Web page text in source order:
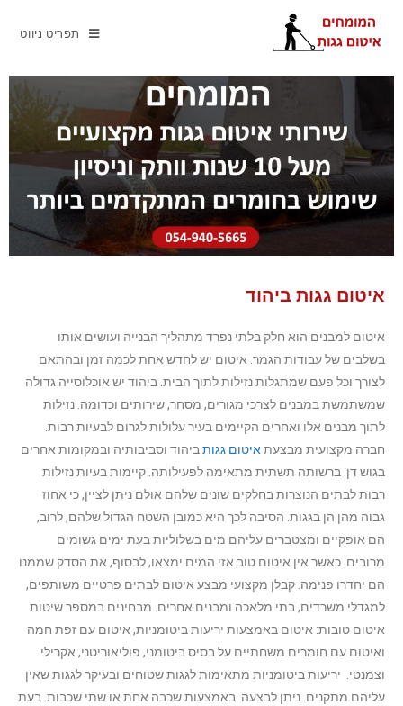
תפריט ניווט
איטום גגות ביהוד
איטום למבנים הוא חלק בלתי נפרד מתהליך הבנייה ועושים אותו
בשלבים של עבודות הגמר. איטום יש לחדש אחת לכמה זמן ובהתאם
לצורך וכל פעם שמתגלות נזילות לתוך הבית. ביהוד יש אוכלוסייה גדולה
שמשתמשת במבנים לצרכי מגורים, מסחר, שירותים וכדומה. נזילות
לתוך מבנים אלו ואחרים הקיימים בעיר עלולות לגרום לבעיות רבות.
חברה מקצועית מבצעת איטום גגות ביהוד וסביבותיה ובמקומות אחרים
בגוש דן. ברשותה תשתית מתאימה לפעילותה. קיימות בעיות נזילות
רבות לבתים הנוצרות בחלקים שונים שלהם אולם ניתן לציין, כי אחוז
גבוה מהן הן בגגות. הסיבה לכך היא כמובן השטח הגדול שלהם, לרוב,
הם אופקיים ומצטברים עליהם מים בשלוליות בעת ימים גשומים
מרובים. כאשר אין איטום טוב אזי המים ימצאו, לבסוף, את הסדק שממנו
הם יחדרו פנימה. קבלן מקצועי מבצע איטום לבתים פרטיים משותפים,
למגדלי משרדים, בתי מלאכה ומבנים אחרים. מבחינים במספר שיטות
איטום טובות: איטום באמצעות יריעות ביטומניות, איטום עם זפת חמה
ואיטום עם חומרים משחתיים על בסיס ביטומני, פוליאוריטני, אקרילי
וצמנטי. יריעות ביטומניות מתאימות לגגות שטוחים ובעיקר לגגות שאין
עליהם מתקנים. ניתן לבצעה באמצעות שכבה אחת או שתי שכבות. בעת